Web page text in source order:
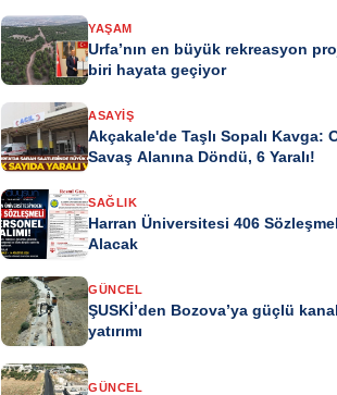
YAŞAM
Urfa’nın en büyük rekreasyon
biri hayata geçiyor
ASAYIŞ
Akçakale'de Taşlı Sopalı Kavga:
Savaş Alanına Döndü, 6 Yaralı!
SAĞLIK
Harran Üniversitesi 406
Alacak
GÜNCEL
ŞUSKİ’den Bozova’ya güçlü
yatırımı
GÜNCEL